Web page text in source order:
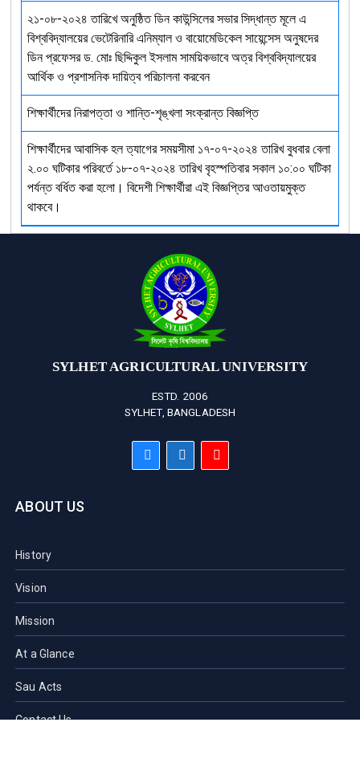
২১-০৮-২০২৪ তারিখে অনুষ্ঠিত ডিন কাউন্সিলের সভার সিদ্ধান্ত মূলে এ
বিশ্ববিদ্যালয়ের ভেটেরিনারি এনিম্যাল ও বায়োমেডিকেল সায়েন্সেস অনুষদের
ডিন প্রফেসর ড. মোঃ ছিদ্দিকুল ইসলাম সাময়িকভাবে অত্র বিশ্ববিদ্যালয়ের
আর্থিক ও প্রশাসনিক দায়িত্ব পরিচালনা করবেন
শিক্ষার্থীদের নিরাপত্তা ও শান্তি-শৃঙ্খলা সংক্রান্ত বিজ্ঞপ্তি
শিক্ষার্থীদের আবাসিক হল ত্যাগের সময়সীমা ১৭-০৭-২০২৪ তারিখ বুধবার বেলা
২.০০ ঘটিকার পরিবর্তে ১৮-০৭-২০২৪ তারিখ বৃহস্পতিবার সকাল ১০:০০ ঘটিকা
পর্যন্ত বর্ধিত করা হলো। বিদেশী শিক্ষার্থীরা এই বিজ্ঞপ্তির আওতায়মুক্ত
থাকবে।
SYLHET AGRICULTURAL UNIVERSITY
ESTD. 2006
SYLHET, BANGLADESH
ABOUT US
History
Vision
Mission
At a Glance
Sau Acts
Contact Us